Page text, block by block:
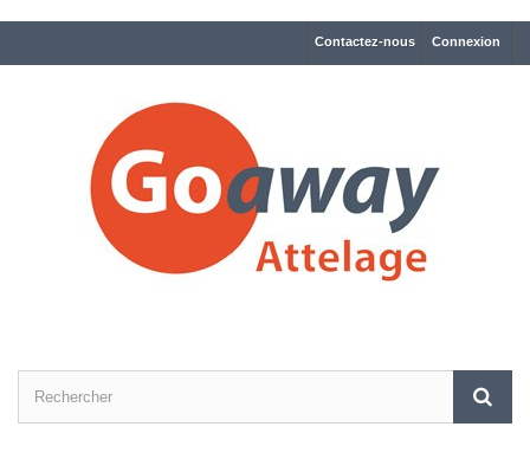
Connexion
Contactez-nous